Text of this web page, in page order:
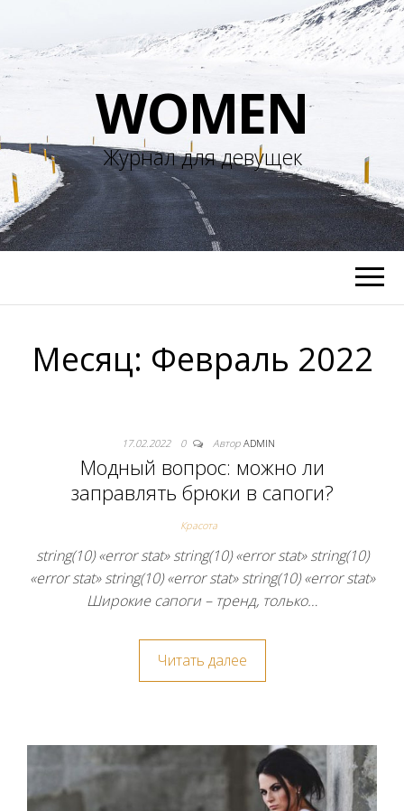
WOMEN
Журнал для девущек
Месяц: Февраль 2022
17.02.2022 0 Автор ADMIN
Модный вопрос: можно ли
заправлять брюки в сапоги?
Красота
string(10) «error stat» string(10) «error stat» string(10)
«error stat» string(10) «error stat» string(10) «error stat»
Широкие сапоги – тренд, только…
Читать далее